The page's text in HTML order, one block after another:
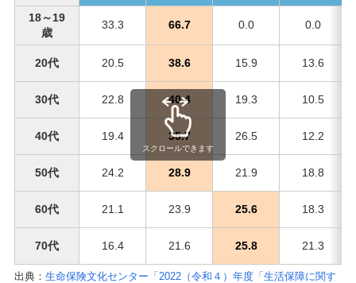
18～19
歳
33.3 66.7 0.0 0.0
20代 20.5 38.6 15.9 13.6
30代 22.8 40.4 19.3 10.5
40代 19.4 35.7 26.5 12.2
50代 24.2 28.9 21.9 18.8
60代 21.1 23.9 25.6 18.3
70代 16.4 21.6 25.8 21.3
スクロールできます
出典： 生命保険文化センター「2022（令和４）年度「生活保障に関す